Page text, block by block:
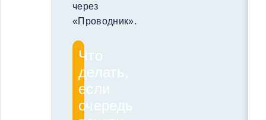
через
«Проводник».
Что
делать,
если
очередь